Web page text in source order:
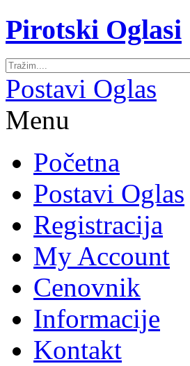
Pirotski Oglasi
Postavi Oglas
Menu
Početna
Postavi Oglas
Registracija
My Account
Cenovnik
Informacije
Kontakt